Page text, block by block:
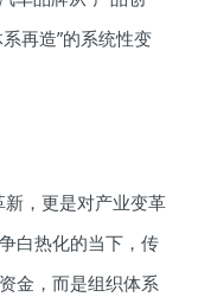
再造”的系统性变
，更是对产业变革
白热化的当下，传
金，而是组织体系